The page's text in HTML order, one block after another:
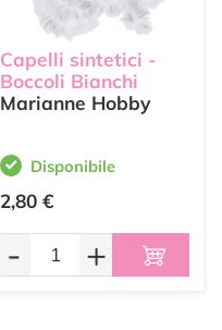
Capelli sintetici -
Boccoli Bianchi
Marianne Hobby
Disponibile
2,80 €
- +